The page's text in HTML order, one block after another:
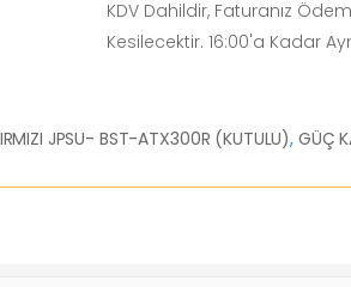
KDV Dahildir, Faturanız
Kesilecektir. 16:00'a Kadar
JPSU- BST-ATX300R (KUTULU), GÜÇ